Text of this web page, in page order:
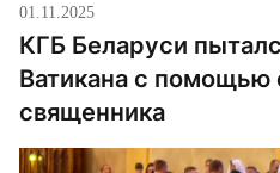
01.11.2025
КГБ Беларуси
Ватикана с помощью
священника